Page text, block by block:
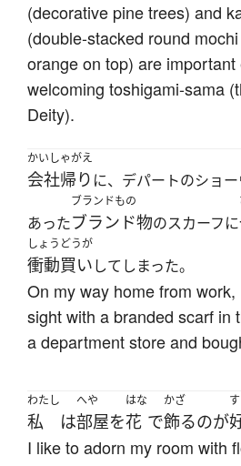
(decorative pine trees) and
(double-stacked round
orange on top) are
welcoming toshigami-sama
Deity).
かいしゃがえ
会社帰り に、デパートのショ
あった
ブランドもの
ブランド物のスカーフに
しょうどうが
衝動買いしてしまった。
On my way home from
sight with a branded scarf in
a department store and
わたし
私 は
へや
部屋を
はな
花 で
かざ
飾るのが
す
I like to adorn my room with